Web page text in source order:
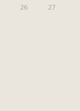
26
27